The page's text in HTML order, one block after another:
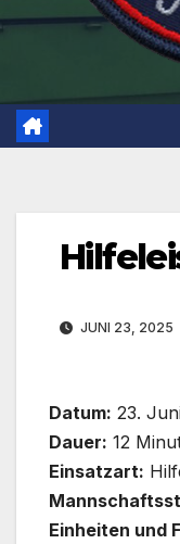
JUNI 23, 2025
Datum: 23.
Dauer: 12
Einsatzart:
Einheiten und